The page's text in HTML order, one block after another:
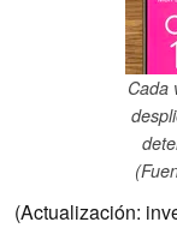
Cada
(Actualización: